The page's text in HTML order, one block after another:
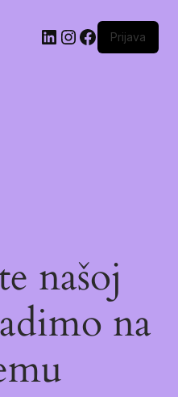
Prijava
našoj
na